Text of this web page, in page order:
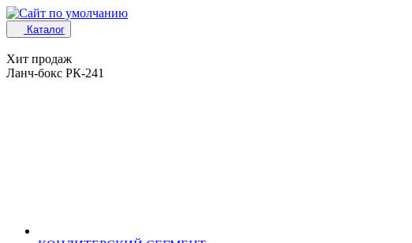
Каталог
Хит продаж
Ланч-бокс РК-241